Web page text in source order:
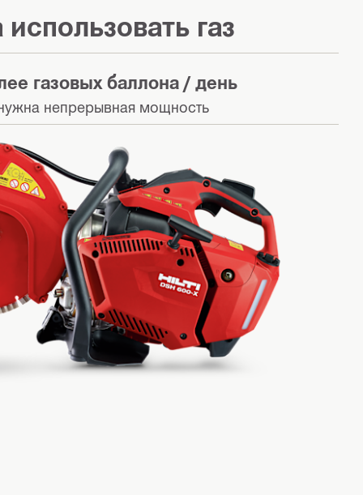
газ
газовых баллона / день
непрерывная мощность